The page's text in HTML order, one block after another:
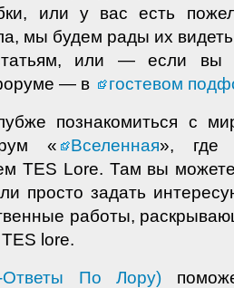
или у вас есть
мы будем рады их
или — если вы
— в
гостевом
познакомиться с
«
Вселенная», где
TES Lore. Там вы
просто задать
работы,
lore.
По Лору)